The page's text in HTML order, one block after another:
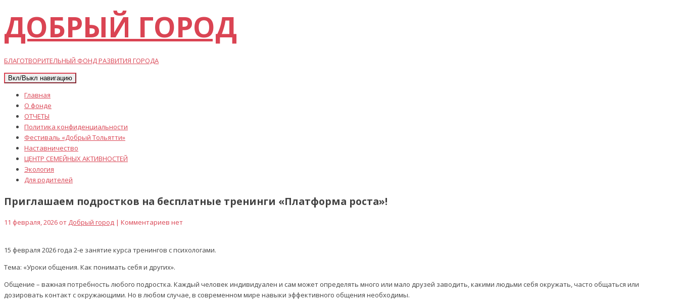
ДОБРЫЙ ГОРОД
БЛАГОТВОРИТЕЛЬНЫЙ ФОНД РАЗВИТИЯ ГОРОДА
Вкл/Выкл навигацию
Главная
О фонде
ОТЧЕТЫ
Политика конфиденциальности
Фестиваль «Добрый Тольятти»
Наставничество
ЦЕНТР СЕМЕЙНЫХ АКТИВНОСТЕЙ
Экология
Для родителей
Приглашаем подростков на бесплатные тренинги «Платформа роста»!
11 февраля, 2026 от Добрый город | Комментариев нет
15 февраля 2026 года 2-е занятие курса тренингов с психологами.
Тема: «Уроки общения. Как понимать себя и других».
Общение – важная потребность любого подростка. Каждый человек индивидуален и сам может определять много или мало друзей заводить, какими людьми себя окружать, часто общаться или
дозировать контакт с окружающими. Но в любом случае, в современном мире навыки эффективного общения необходимы.